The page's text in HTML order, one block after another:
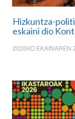
Hizkuntza-
eskaini dio
2026KO EKAINAREN